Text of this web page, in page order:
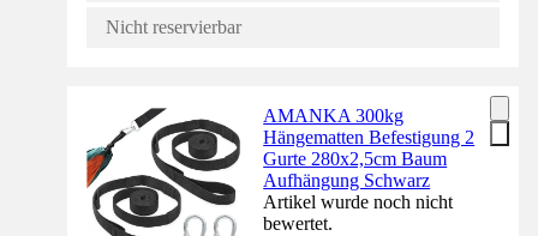
Nicht reservierbar
AMANKA 300kg
Hängematten Befestigung 2
Gurte 280x2,5cm Baum
Aufhängung Schwarz
Artikel wurde noch nicht
bewertet.